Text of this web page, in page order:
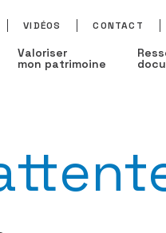
VIDÉOS CONTACT
Valoriser
mon patrimoine